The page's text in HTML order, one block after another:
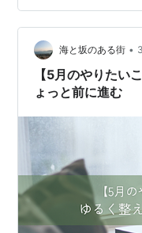
うことは、本来は
いです。 いつも安
海と坂のある街 •
【5月のやりたい
ょっと前に進む